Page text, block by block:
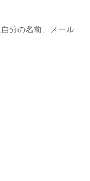
分の名前、メール